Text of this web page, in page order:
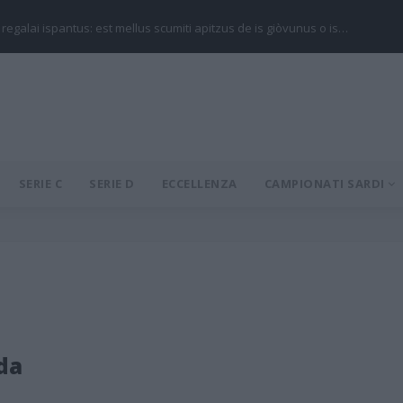
regalai ispantus: est mellus scumiti apitzus de is giòvunus o is…
SERIE C SERIE D ECCELLENZA CAMPIONATI SARDI